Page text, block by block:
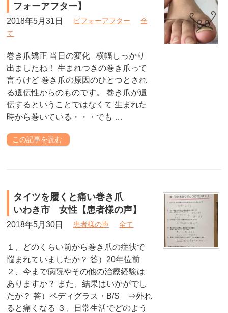
フォーアフター】
2018年5月31日 ビフォーアフター
全
て
巻き爪矯正 当日の変化 横幅しっかり
出ましたね！ 生まれつきの巻き爪って
言うけど 巻き爪の原因のひとつとされ
る遺伝性からのものです。 巻き爪が遺
伝するということではなくて 生まれた
時から巻いている・・・でも …
この記事を読む
タイツを履くと痛い巻き爪
いわき市 女性【患者様の声】
2018年5月30日 患者様の声 全て
１、どのくらい前から巻き爪の症状で
悩まれていましたか？ 答）20年位前
２、今まで病院やその他の治療経験は
ありますか？ また、結果はいかがでし
たか？ 答）ペディグラス・B/S ⇒外れ
ると痛くなる ３、日常生活でどのよう